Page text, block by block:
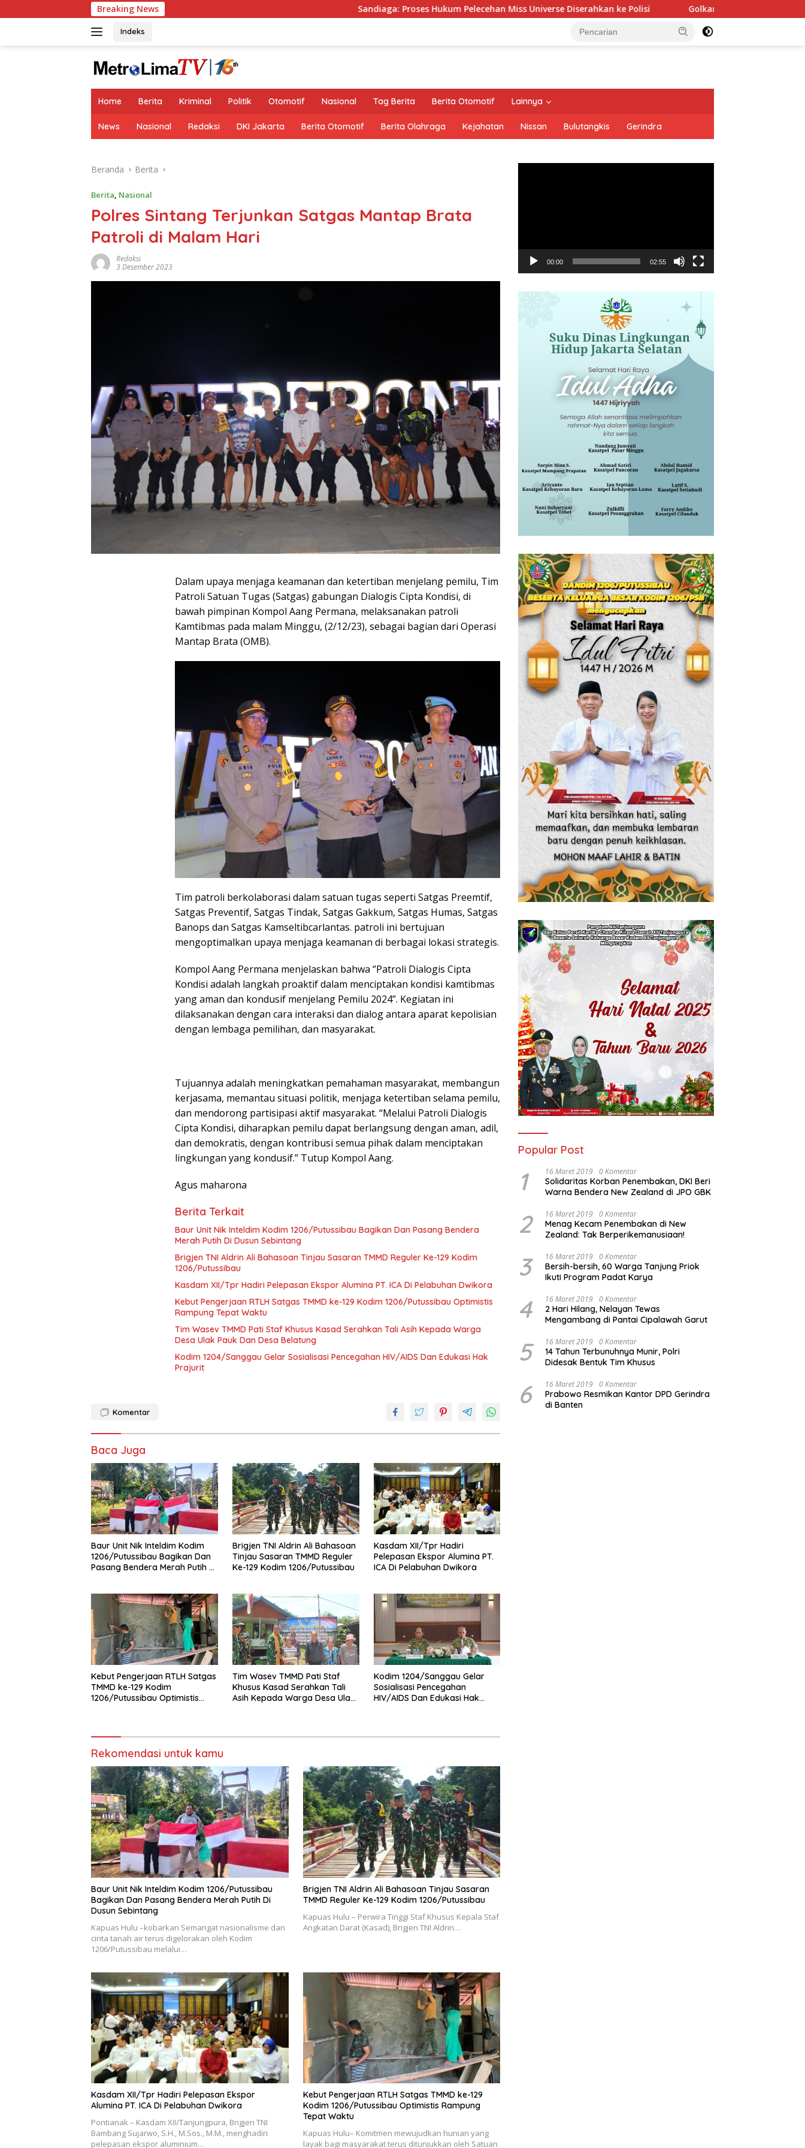
ke
Breaking News Sandiaga: Proses Hukum Pelecehan Miss Universe Diserahkan ke Polisi Golkar Resmi Dukung Prabowo Subianto di
Indeks
Home Berita Kriminal Politik Otomotif Nasional Tag Berita Berita Otomotif Lainnya
News Nasional Redaksi DKI Jakarta Berita Otomotif Berita Olahraga Kejahatan Nissan Bulutangkis Gerindra
Beranda Berita
Berita, Nasional
Polres Sintang Terjunkan Satgas Mantap Brata
Patroli di Malam Hari
Redaksi
3 Desember 2023
Dalam upaya menjaga keamanan dan ketertiban menjelang pemilu, Tim
Patroli Satuan Tugas (Satgas) gabungan Dialogis Cipta Kondisi, di
bawah pimpinan Kompol Aang Permana, melaksanakan patroli
Kamtibmas pada malam Minggu, (2/12/23), sebagai bagian dari Operasi
Mantap Brata (OMB).
Tim patroli berkolaborasi dalam satuan tugas seperti Satgas Preemtif,
Satgas Preventif, Satgas Tindak, Satgas Gakkum, Satgas Humas, Satgas
Banops dan Satgas Kamseltibcarlantas. patroli ini bertujuan
mengoptimalkan upaya menjaga keamanan di berbagai lokasi strategis.
Kompol Aang Permana menjelaskan bahwa ‘’Patroli Dialogis Cipta
Kondisi adalah langkah proaktif dalam menciptakan kondisi kamtibmas
yang aman dan kondusif menjelang Pemilu 2024’’. Kegiatan ini
dilaksanakan dengan cara interaksi dan dialog antara aparat kepolisian
dengan lembaga pemilihan, dan masyarakat.
Tujuannya adalah meningkatkan pemahaman masyarakat, membangun
kerjasama, memantau situasi politik, menjaga ketertiban selama pemilu,
dan mendorong partisipasi aktif masyarakat. “Melalui Patroli Dialogis
Cipta Kondisi, diharapkan pemilu dapat berlangsung dengan aman, adil,
dan demokratis, dengan kontribusi semua pihak dalam menciptakan
lingkungan yang kondusif.” Tutup Kompol Aang.
Agus maharona
Berita Terkait
Baur Unit Nik Inteldim Kodim 1206/Putussibau Bagikan Dan Pasang Bendera
Merah Putih Di Dusun Sebintang
Brigjen TNI Aldrin Ali Bahasoan Tinjau Sasaran TMMD Reguler Ke-129 Kodim
1206/Putussibau
Kasdam XII/Tpr Hadiri Pelepasan Ekspor Alumina PT. ICA Di Pelabuhan Dwikora
Kebut Pengerjaan RTLH Satgas TMMD ke-129 Kodim 1206/Putussibau Optimistis
Rampung Tepat Waktu
Tim Wasev TMMD Pati Staf Khusus Kasad Serahkan Tali Asih Kepada Warga
Desa Ulak Pauk Dan Desa Belatung
Kodim 1204/Sanggau Gelar Sosialisasi Pencegahan HIV/AIDS Dan Edukasi Hak
Prajurit
Komentar
Baca Juga
Baur Unit Nik Inteldim Kodim
1206/Putussibau Bagikan Dan
Pasang Bendera Merah Putih Di
Brigjen TNI Aldrin Ali Bahasoan
Tinjau Sasaran TMMD Reguler
Ke-129 Kodim 1206/Putussibau
Kasdam XII/Tpr Hadiri
Pelepasan Ekspor Alumina PT.
ICA Di Pelabuhan Dwikora
Kebut Pengerjaan RTLH Satgas
TMMD ke-129 Kodim
1206/Putussibau Optimistis
Tim Wasev TMMD Pati Staf
Khusus Kasad Serahkan Tali
Asih Kepada Warga Desa Ulak
Kodim 1204/Sanggau Gelar
Sosialisasi Pencegahan
HIV/AIDS Dan Edukasi Hak
Rekomendasi untuk kamu
Baur Unit Nik Inteldim Kodim 1206/Putussibau
Bagikan Dan Pasang Bendera Merah Putih Di
Dusun Sebintang
Kapuas Hulu –kobarkan Semangat nasionalisme dan
cinta tanah air terus digelorakan oleh Kodim
1206/Putussibau melalui…
Brigjen TNI Aldrin Ali Bahasoan Tinjau Sasaran
TMMD Reguler Ke-129 Kodim 1206/Putussibau
Kapuas Hulu – Perwira Tinggi Staf Khusus Kepala Staf
Angkatan Darat (Kasad), Brigjen TNI Aldrin…
Kasdam XII/Tpr Hadiri Pelepasan Ekspor
Alumina PT. ICA Di Pelabuhan Dwikora
Pontianak – Kasdam XII/Tanjungpura, Brigjen TNI
Bambang Sujarwo, S.H., M.Sos., M.M., menghadiri
pelepasan ekspor aluminium…
Kebut Pengerjaan RTLH Satgas TMMD ke-129
Kodim 1206/Putussibau Optimistis Rampung
Tepat Waktu
Kapuas Hulu– Komitmen mewujudkan hunian yang
layak bagi masyarakat terus ditunjukkan oleh Satuan
00:00 02:55
Popular Post
1 16 Maret 2019 0 Komentar
Solidaritas Korban Penembakan, DKI Beri
Warna Bendera New Zealand di JPO GBK
2 16 Maret 2019 0 Komentar
Menag Kecam Penembakan di New
Zealand: Tak Berperikemanusiaan!
3 16 Maret 2019 0 Komentar
Bersih-bersih, 60 Warga Tanjung Priok
Ikuti Program Padat Karya
4 16 Maret 2019 0 Komentar
2 Hari Hilang, Nelayan Tewas
Mengambang di Pantai Cipalawah Garut
5 16 Maret 2019 0 Komentar
14 Tahun Terbunuhnya Munir, Polri
Didesak Bentuk Tim Khusus
6 16 Maret 2019 0 Komentar
Prabowo Resmikan Kantor DPD Gerindra
di Banten